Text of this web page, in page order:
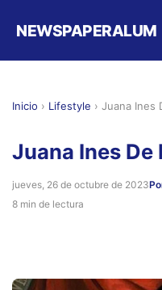
NEWSPAPERALUM
Inicio › Lifestyle › Juana Ines
Juana Ines De
jueves, 26 de octubre de 2023
8 min de lectura